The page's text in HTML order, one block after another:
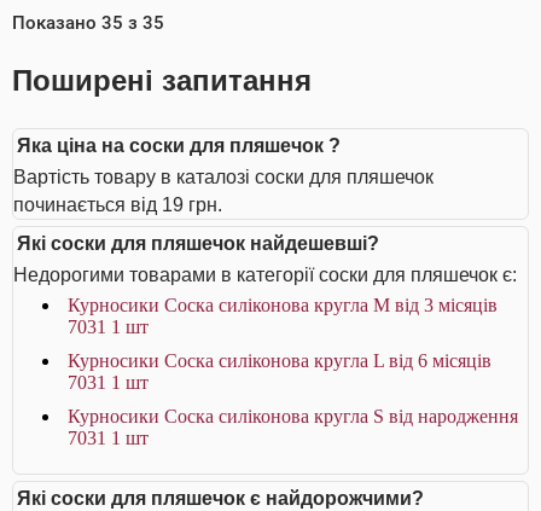
Показано 35 з 35
Поширені запитання
Яка ціна на соски для пляшечок ?
Вартість товару в каталозі соски для пляшечок
починається від 19 грн.
Які соски для пляшечок найдешевші?
Недорогими товарами в категорії соски для пляшечок є:
Курносики Соска силіконова кругла M від 3 місяців
7031 1 шт
Курносики Соска силіконова кругла L від 6 місяців
7031 1 шт
Курносики Соска силіконова кругла S від народження
7031 1 шт
Які соски для пляшечок є найдорожчими?